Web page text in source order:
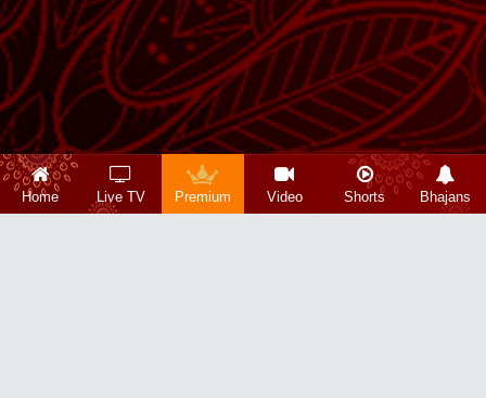
Home Live TV Premium Video Shorts Bhajans